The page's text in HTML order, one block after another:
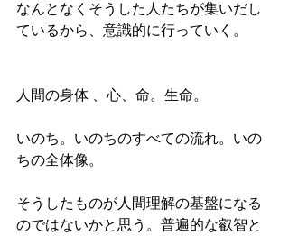
なんとなくそうした人たちが集いだし
ているから、意識的に行っていく。
人間の身体 、心、命。生命。
いのち。いのちのすべての流れ。いの
ちの全体像。
そうしたものが人間理解の基盤になる
のではないかと思う。普遍的な叡智と